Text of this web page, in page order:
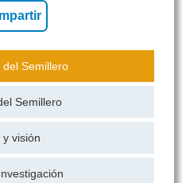
del Semillero
Semillero
y visión